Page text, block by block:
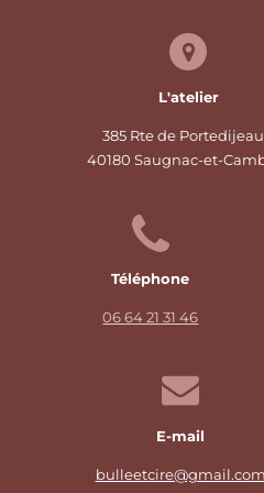
L'atelier
385 Rte de
40180 Saugnac-et-
Téléphone
06 64 21 31 46
E-mail
bulleetcire@gmail.com